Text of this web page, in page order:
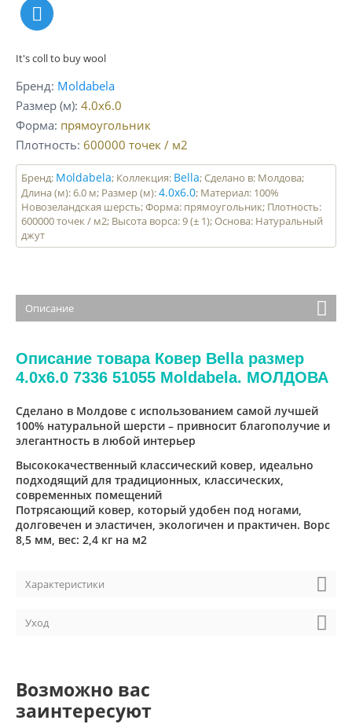
It's coll to buy wool
Бренд Moldabela
Размер (м) 4.0x6.0
Форма прямоугольник
Плотность 600000 точек / м2
Бренд: Moldabela; Коллекция: Bella; Сделано в: Молдова;
Длина (м): 6.0 м; Размер (м):4.0x6.0; Материал: 100%
Новозеландская шерсть; Форма: прямоугольник; Плотность:
600000 точек / м2; Высота ворса: 9 (± 1); Основа: Натуральный
джут
Описание
Описание товара Ковер Bella размер
4.0x6.0 7336 51055 Moldabela. МОЛДОВА
Сделано в Молдове с использованием самой лучшей
100% натуральной шерсти – привносит благополучие и
элегантность в любой интерьер
Высококачественный классический ковер, идеально
подходящий для традиционных, классических,
современных помещений
Потрясающий ковер, который удобен под ногами,
долговечен и эластичен, экологичен и практичен. Ворс
8,5 мм, вес: 2,4 кг на м2
Характеристики
Уход
Возможно вас
заинтересуют